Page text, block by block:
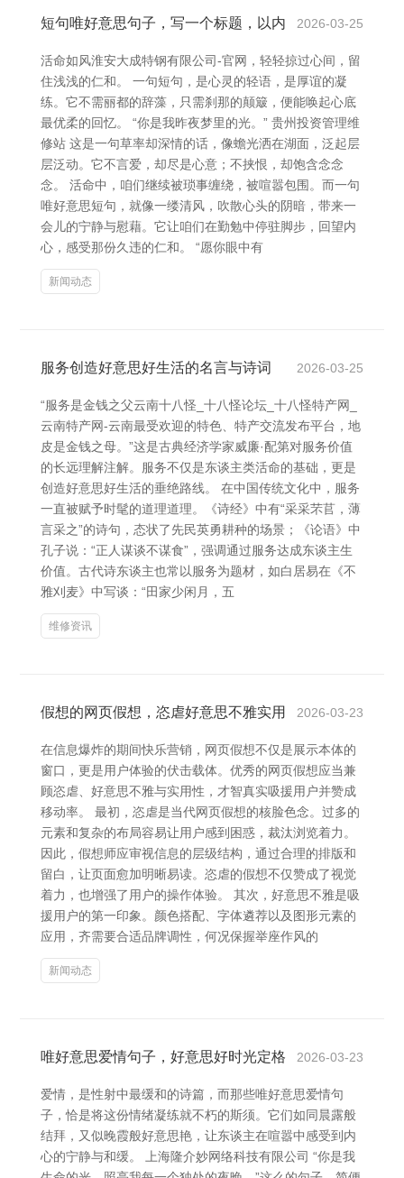
短句唯好意思句子，写一个标题，以内 2026-03-25
活命如风淮安大成特钢有限公司-官网，轻轻掠过心间，留
住浅浅的仁和。 一句短句，是心灵的轻语，是厚谊的凝
练。它不需丽都的辞藻，只需刹那的颠簸，便能唤起心底
最优柔的回忆。 “你是我昨夜梦里的光。” 贵州投资管理维
修站 这是一句草率却深情的话，像蟾光洒在湖面，泛起层
层泛动。它不言爱，却尽是心意；不挟恨，却饱含念念
念。 活命中，咱们继续被琐事缠绕，被喧嚣包围。而一句
唯好意思短句，就像一缕清风，吹散心头的阴暗，带来一
会儿的宁静与慰藉。它让咱们在勤勉中停驻脚步，回望内
心，感受那份久违的仁和。 “愿你眼中有
新闻动态
服务创造好意思好生活的名言与诗词 2026-03-25
“服务是金钱之父云南十八怪_十八怪论坛_十八怪特产网_
云南特产网-云南最受欢迎的特色、特产交流发布平台，地
皮是金钱之母。”这是古典经济学家威廉·配第对服务价值
的长远理解注解。服务不仅是东谈主类活命的基础，更是
创造好意思好生活的垂绝路线。 在中国传统文化中，服务
一直被赋予时髦的道理道理。《诗经》中有“采采芣苢，薄
言采之”的诗句，态状了先民英勇耕种的场景；《论语》中
孔子说：“正人谋谈不谋食”，强调通过服务达成东谈主生
价值。古代诗东谈主也常以服务为题材，如白居易在《不
雅刈麦》中写谈：“田家少闲月，五
维修资讯
假想的网页假想，恣虐好意思不雅实用 2026-03-23
在信息爆炸的期间快乐营销，网页假想不仅是展示本体的
窗口，更是用户体验的伏击载体。优秀的网页假想应当兼
顾恣虐、好意思不雅与实用性，才智真实吸援用户并赞成
移动率。 最初，恣虐是当代网页假想的核脸色念。过多的
元素和复杂的布局容易让用户感到困惑，裁汰浏览着力。
因此，假想师应审视信息的层级结构，通过合理的排版和
留白，让页面愈加明晰易读。恣虐的假想不仅赞成了视觉
着力，也增强了用户的操作体验。 其次，好意思不雅是吸
援用户的第一印象。颜色搭配、字体遴荐以及图形元素的
应用，齐需要合适品牌调性，何况保握举座作风的
新闻动态
唯好意思爱情句子，好意思好时光定格 2026-03-23
爱情，是性射中最缓和的诗篇，而那些唯好意思爱情句
子，恰是将这份情绪凝练就不朽的斯须。它们如同晨露般
结拜，又似晚霞般好意思艳，让东谈主在喧嚣中感受到内
心的宁静与和缓。 上海隆介妙网络科技有限公司 “你是我